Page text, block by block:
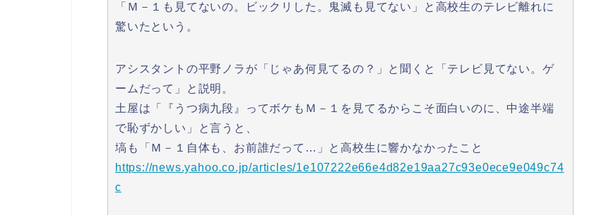
「Ｍ－１も見てないの。ビックリした。鬼滅も見てない」と高校生のテレビ離れに
驚いたという。
アシスタントの平野ノラが「じゃあ何見てるの？」と聞くと「テレビ見てない。ゲ
ームだって」と説明。
土屋は「『うつ病九段』ってボケもＭ－１を見てるからこそ面白いのに、中途半端
で恥ずかしい」と言うと、
塙も「Ｍ－１自体も、お前誰だって…」と高校生に響かなかったこと
https://news.yahoo.co.jp/articles/1e107222e66e4d82e19aa27c93e0ece9e049c74
c